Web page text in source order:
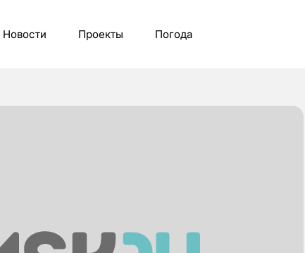
Новости Проекты Погода